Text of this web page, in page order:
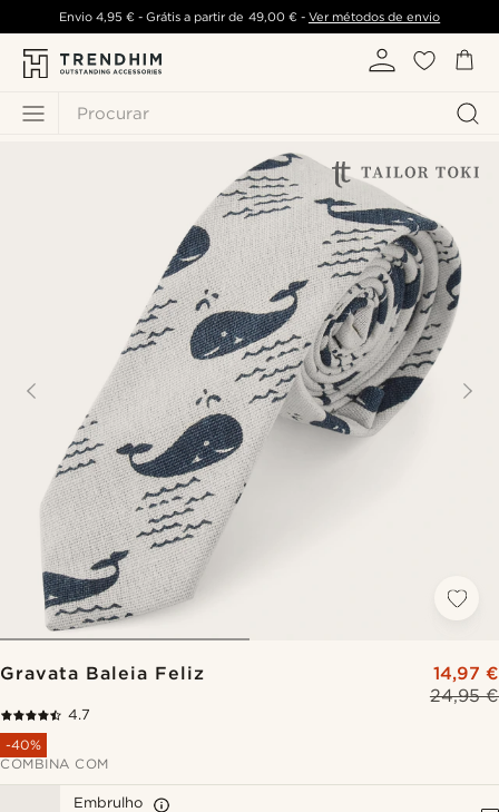
Procurar
Envio 4,95 €- Grátis a partir de 49,00 €- Ver métodos de envio
Gravata Baleia Feliz
24,95 €
14,97 €
4.7
-40%
COMBINA COM
Embrulho